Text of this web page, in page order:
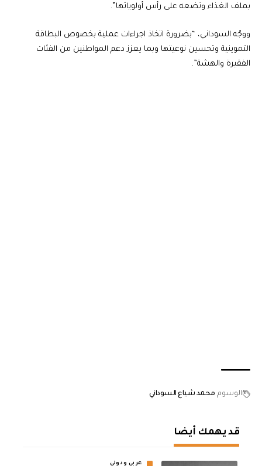
بملف الغذاء وتضعه على رأس أولوياتها”.
ووجّه السوداني، “بضرورة اتخاذ اجراءات عملية بخصوص البطاقة
التموينية وتحسين نوعيتها وبما يعزز دعم المواطنين من الفئات
الفقيرة والهشة”.
الوسوم محمد شياع السوداني
قد يهمك أيضا
عربي ودولي